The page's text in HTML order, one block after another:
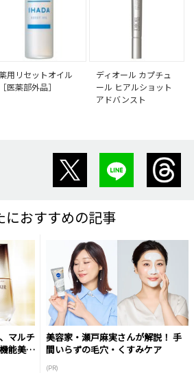
用リセットオイル
［医薬部外品］
ディオール カプチュ
ール ヒアルショット
アドバンスト
におすすめの記事
マルチ
能美容
美容家・瀬戸麻実さんが解説！ 手
間いらずの毛穴・くすみケア
(PR)